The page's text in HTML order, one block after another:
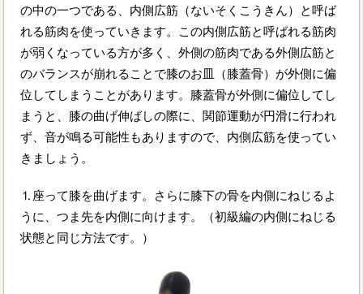
の中の一つである、内側広筋（ないそくこうきん）と呼ば
れる筋肉を使っていきます。この内側広筋と呼ばれる筋肉
が弱くなっている方が多く、外側の筋肉である外側広筋と
のバランスが崩れることで膝のお皿（膝蓋骨）が外側に偏
位してしまうことがあります。膝蓋骨が外側に偏位してし
まうと、膝の曲げ伸ばしの際に、関節運動が円滑に行われ
ず、音が鳴る可能性もありますので、内側広筋を使ってい
きましょう。
⒈座って膝を曲げます。さらに膝下の骨を内側にねじるよ
うに、つま先を内側に向けます。（初級編の内側にねじる
状態と同じ方法です。）